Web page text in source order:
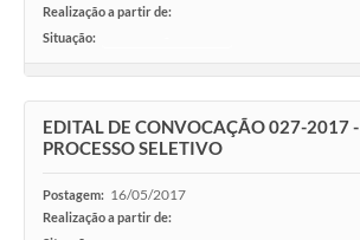
Realização a partir de:
Situação:
EDITAL DE CONVOCAÇÃO 027-2017 -
PROCESSO SELETIVO
Postagem: 16/05/2017
Realização a partir de: